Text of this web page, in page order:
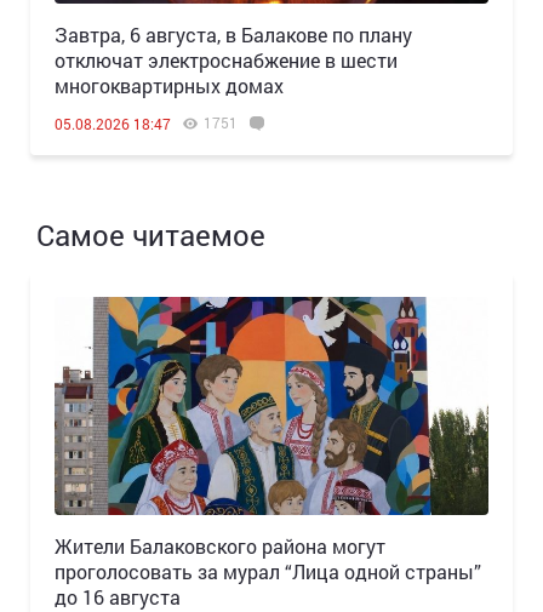
Завтра, 6 августа, в Балакове по плану
отключат электроснабжение в шести
многоквартирных домах
05.08.2026 18:47 1751
Самое читаемое
Жители Балаковского района могут
проголосовать за мурал “Лица одной страны”
до 16 августа